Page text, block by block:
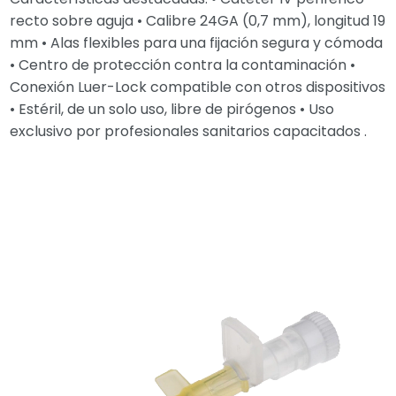
recto sobre aguja • Calibre 24GA (0,7 mm), longitud 19
mm • Alas flexibles para una fijación segura y cómoda
• Centro de protección contra la contaminación •
Conexión Luer-Lock compatible con otros dispositivos
• Estéril, de un solo uso, libre de pirógenos • Uso
exclusivo por profesionales sanitarios capacitados .